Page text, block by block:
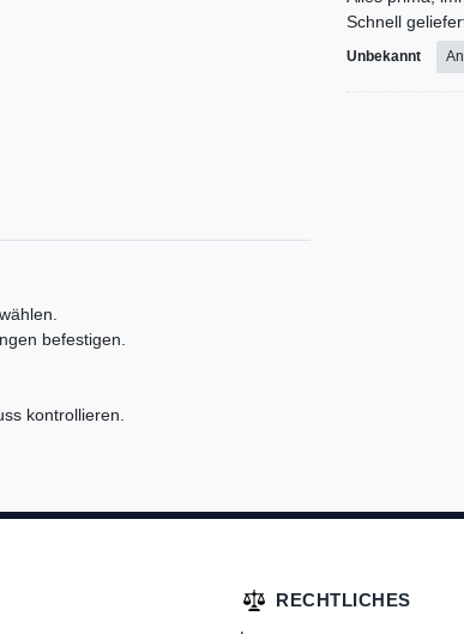
befestigen.
kontrollieren.
Schnell
Unbekannt
RECHTLICHES